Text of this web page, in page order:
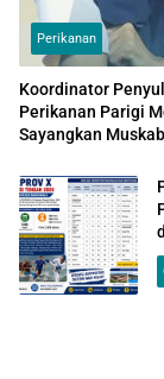
Perikanan
Koordinator
Perikanan Parigi
Sayangkan
Perikanan